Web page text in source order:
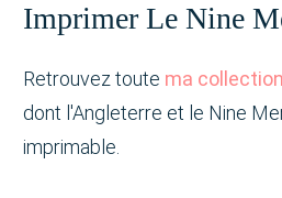
Imprimer Le Nine
Retrouvez toute ma
dont l'Angleterre et le Nine
imprimable.